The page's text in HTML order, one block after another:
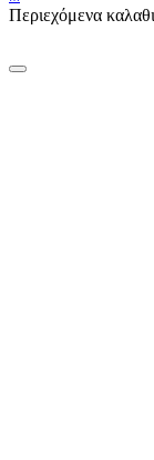
Περιεχόμενα